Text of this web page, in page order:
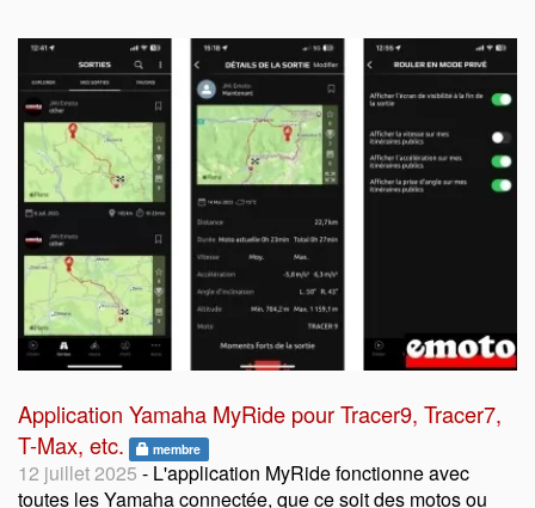
Application Yamaha MyRide pour Tracer9, Tracer7,
T-Max, etc.
membre
12 juillet 2025 - L'application MyRide fonctionne avec
toutes les Yamaha connectée, que ce soit des motos ou